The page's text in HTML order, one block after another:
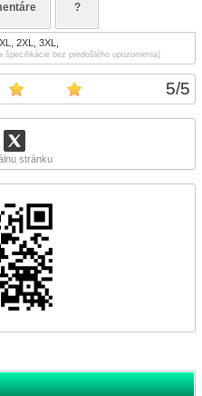
5/5
stránku
?
2XL, 3XL,
bez predošlého upozornenia)